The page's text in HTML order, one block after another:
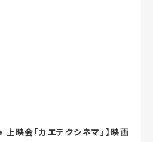
映会「カエテクシネマ」】映画